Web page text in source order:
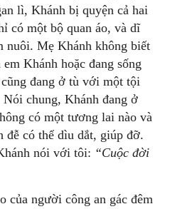
lì, Khánh bị quyện cả hai
có một bộ quan áo, và dĩ
nuôi. Mẹ Khánh không biết
Khánh hoặc đang sống
đang ở tù với một tội
chung, Khánh đang ở
có một tương lai nào và
đễ có thể dìu dắt, giúp đỡ.
nói với tôi: “Cuộc đời
của người công an gác đêm